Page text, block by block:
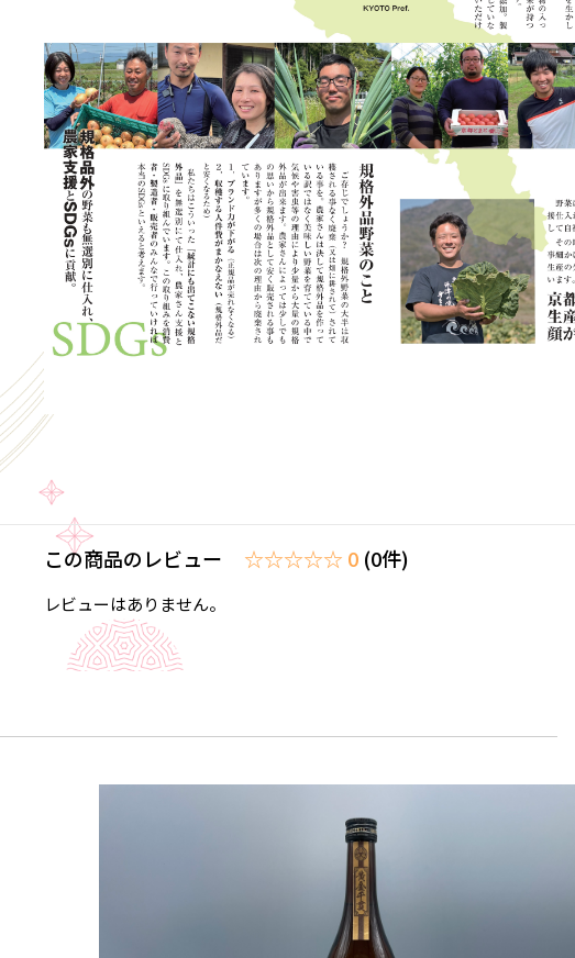
この商品のレビュー ☆☆☆☆☆ 0 (0件)
レビューはありません。